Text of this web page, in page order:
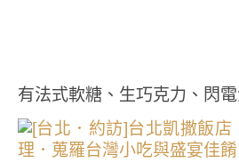
有法式軟糖、生巧克力、閃電